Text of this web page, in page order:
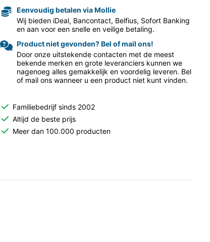
Eenvoudig betalen via Mollie
Wij bieden iDeal, Bancontact, Belfius, Sofort Banking
en aan voor een snelle en veilige betaling.
Product niet gevonden? Bel of mail ons!
Door onze uitstekende contacten met de meest
bekende merken en grote leveranciers kunnen we
nagenoeg alles gemakkelijk en voordelig leveren. Bel
of mail ons wanneer u een product niet kunt vinden.
Familiebedrijf sinds 2002
Altijd de beste prijs
Meer dan 100.000 producten